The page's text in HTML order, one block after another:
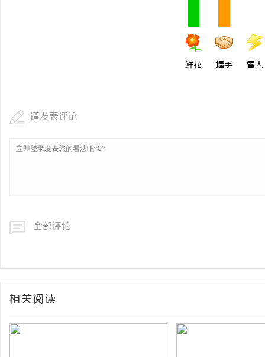
鲜花 握手 雷人
请发表评论
全部评论
相关阅读